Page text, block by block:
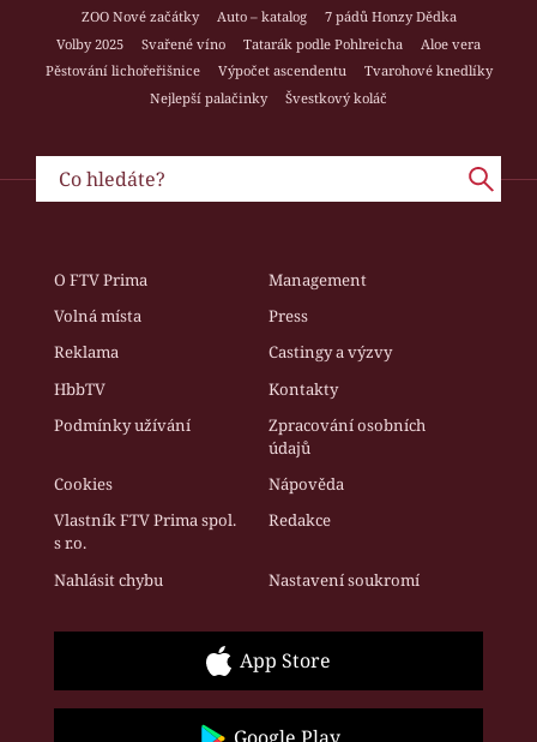
ZOO Nové začátky
Auto – katalog
7 pádů Honzy Dědka
Volby 2025
Svařené víno Tatarák podle Pohlreicha
Aloe vera
Pěstování lichořeřišnice
Výpočet ascendentu
Tvarohové knedlíky
Nejlepší palačinky
Švestkový koláč
O FTV Prima
Management
Volná místa
Press
Reklama
Castingy a výzvy
HbbTV
Kontakty
Podmínky užívání
Zpracování osobních
údajů
Cookies
Nápověda
Vlastník FTV Prima spol.
s r.o.
Redakce
Nahlásit chybu Nastavení soukromí
App Store